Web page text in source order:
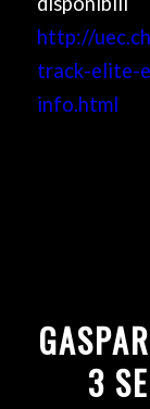
http://
track-elite-
info.html
3